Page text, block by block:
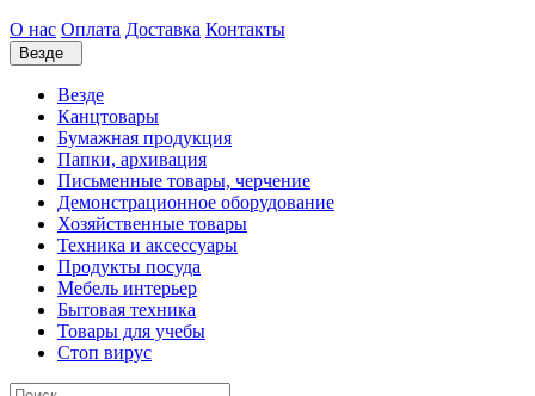
О нас Оплата Доставка Контакты
Везде
Везде
Канцтовары
Бумажная продукция
Папки, архивация
Письменные товары, черчение
Демонстрационное оборудование
Хозяйственные товары
Техника и аксессуары
Продукты посуда
Мебель интерьер
Бытовая техника
Товары для учебы
Стоп вирус